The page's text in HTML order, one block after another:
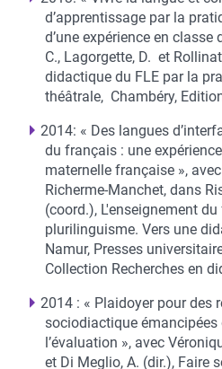
d’apprentissage par la
d’une expérience en classe
C., Lagorgette, D. et
didactique du FLE par la
théâtrale, Chambéry,
2014: « Des langues
du français : une
maternelle française »,
Richerme-Manchet, dans
(coord.), L'enseignement
plurilinguisme. Vers une
Namur, Presses
Collection Recherches en
2014 : « Plaidoyer pour des
sociodiactique
l’évaluation », avec
et Di Meglio, A. (dir.), Faire